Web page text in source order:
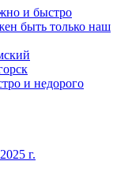
и быстро
быть только наш
и недорого
г.